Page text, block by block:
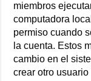
miembros
computadora
permiso cuando
la cuenta. Estos
cambio en el
crear otro